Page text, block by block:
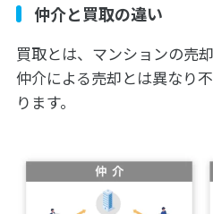
仲介と買取の違い
買取とは、マンションの売
仲介による売却とは異なり
ります。